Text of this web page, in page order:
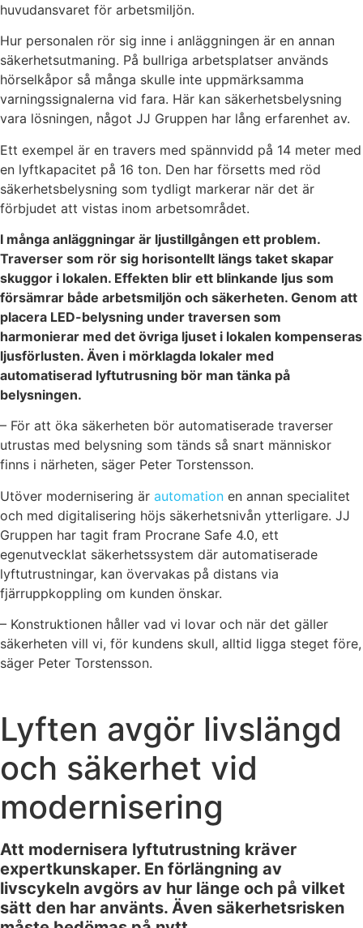
huvudansvaret för arbetsmiljön.
Hur personalen rör sig inne i anläggningen är en annan
säkerhetsutmaning. På bullriga arbetsplatser används
hörselkåpor så många skulle inte uppmärksamma
varningssignalerna vid fara. Här kan säkerhetsbelysning
vara lösningen, något JJ Gruppen har lång erfarenhet av.
Ett exempel är en travers med spännvidd på 14 meter med
en lyftkapacitet på 16 ton. Den har försetts med röd
säkerhetsbelysning som tydligt markerar när det är
förbjudet att vistas inom arbetsområdet.
I många anläggningar är ljustillgången ett problem.
Traverser som rör sig horisontellt längs taket skapar
skuggor i lokalen. Effekten blir ett blinkande ljus som
försämrar både arbetsmiljön och säkerheten. Genom att
placera LED-belysning under traversen som
harmonierar med det övriga ljuset i lokalen kompenseras
ljusförlusten. Även i mörklagda lokaler med
automatiserad lyftutrusning bör man tänka på
belysningen.
– För att öka säkerheten bör automatiserade traverser
utrustas med belysning som tänds så snart människor
finns i närheten, säger Peter Torstensson.
Utöver modernisering är automation en annan specialitet
och med digitalisering höjs säkerhetsnivån ytterligare. JJ
Gruppen har tagit fram Procrane Safe 4.0, ett
egenutvecklat säkerhetssystem där automatiserade
lyftutrustningar, kan övervakas på distans via
fjärruppkoppling om kunden önskar.
– Konstruktionen håller vad vi lovar och när det gäller
säkerheten vill vi, för kundens skull, alltid ligga steget före,
säger Peter Torstensson.
Lyften avgör livslängd
och säkerhet vid
modernisering
Att modernisera lyftutrustning kräver
expertkunskaper. En förlängning av
livscykeln avgörs av hur länge och på vilket
sätt den har använts. Även säkerhetsrisken